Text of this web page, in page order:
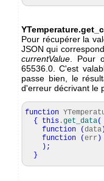
Pour récupérer la
JSON qui
currentValue . Pour
65536.0. C'est
passe bien, le
d'erreur décrivant le
function
{ this .get_data(
function
(data
function
(err )
) ;
}